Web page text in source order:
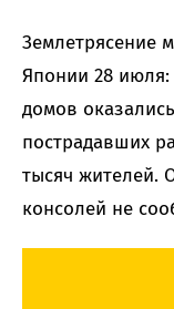
Землетрясение
Японии 28 июля:
домов
пострадавших
тысяч жителей.
консолей не